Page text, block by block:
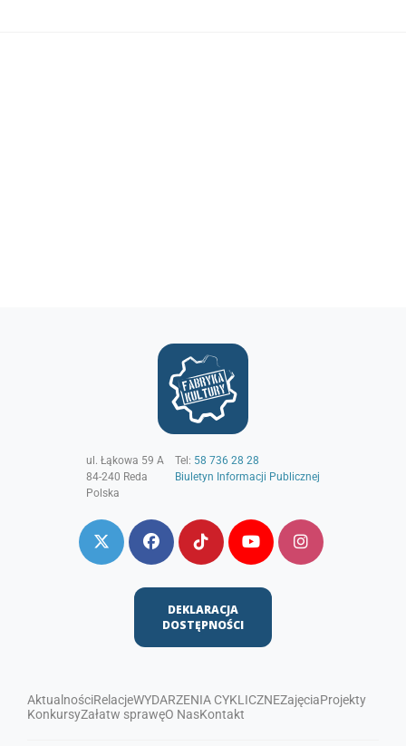
ul. Łąkowa 59 A
84-240 Reda
Polska
Tel: 58 736 28 28
Biuletyn Informacji Publicznej
DEKLARACJA
DOSTĘPNOŚCI
AktualnościRelacjeWYDARZENIA CYKLICZNEZajęciaProjekty
KonkursyZałatw sprawęO NasKontakt